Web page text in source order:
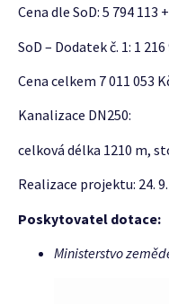
Cena dle SoD: 5 794 113
SoD – Dodatek č. 1: 1 216
Cena celkem 7 011 053
Kanalizace DN250:
celková délka 1210 m,
Realizace projektu: 24. 9.
Poskytovatel dotace:
Ministerstvo